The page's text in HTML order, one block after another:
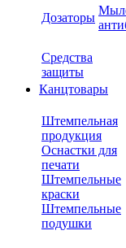
Дозаторы
Средства
защиты
Канцтовары
Штемпельная
продукция
Оснастки для
печати
Штемпельные
краски
Штемпельные
подушки